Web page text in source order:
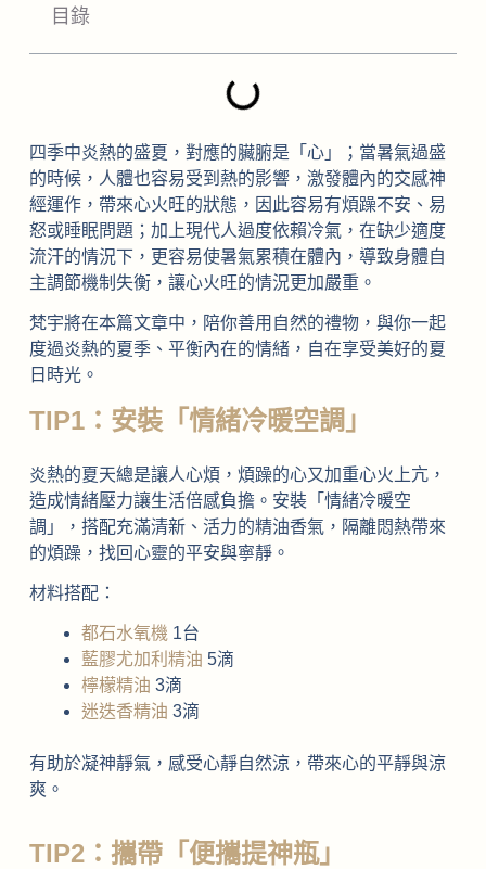
目錄
四季中炎熱的盛夏，對應的臟腑是「心」；當暑氣過盛
的時候，人體也容易受到熱的影響，激發體內的交感神
經運作，帶來心火旺的狀態，因此容易有煩躁不安、易
怒或睡眠問題；加上現代人過度依賴冷氣，在缺少適度
流汗的情況下，更容易使暑氣累積在體內，導致身體自
主調節機制失衡，讓心火旺的情況更加嚴重。
梵宇將在本篇文章中，陪你善用自然的禮物，與你一起
度過炎熱的夏季、平衡內在的情緒，自在享受美好的夏
日時光。
TIP1：安裝「情緒冷暖空調」
炎熱的夏天總是讓人心煩，煩躁的心又加重心火上亢，
造成情緒壓力讓生活倍感負擔。安裝「情緒冷暖空
調」，搭配充滿清新、活力的精油香氣，隔離悶熱帶來
的煩躁，找回心靈的平安與寧靜。
材料搭配：
都石水氧機 1台
藍膠尤加利精油 5滴
檸檬精油 3滴
迷迭香精油 3滴
有助於凝神靜氣，感受心靜自然涼，帶來心的平靜與涼
爽。
TIP2：攜帶「便攜提神瓶」